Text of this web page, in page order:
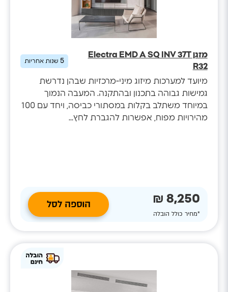
מזגן Electra EMD A SQ INV 37T
R32
5שנות אחריות
מיועד למערכות מיזוג מיני-מרכזיות שבהן נדרשת
גמישות גבוהה בתכנון ובהתקנה. המעבה הנמוך
במיוחד משתלב בקלות במסתורי כביסה, ויחד עם 100
מהירויות מפוח, אפשרות להגברת לחץ...
8,250 ₪
*מחיר כולל הובלה
הוספה לסל